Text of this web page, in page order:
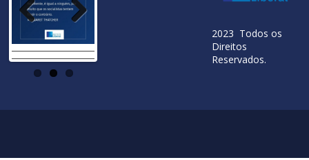
ous
2023 Todos os
Direitos
Reservados.